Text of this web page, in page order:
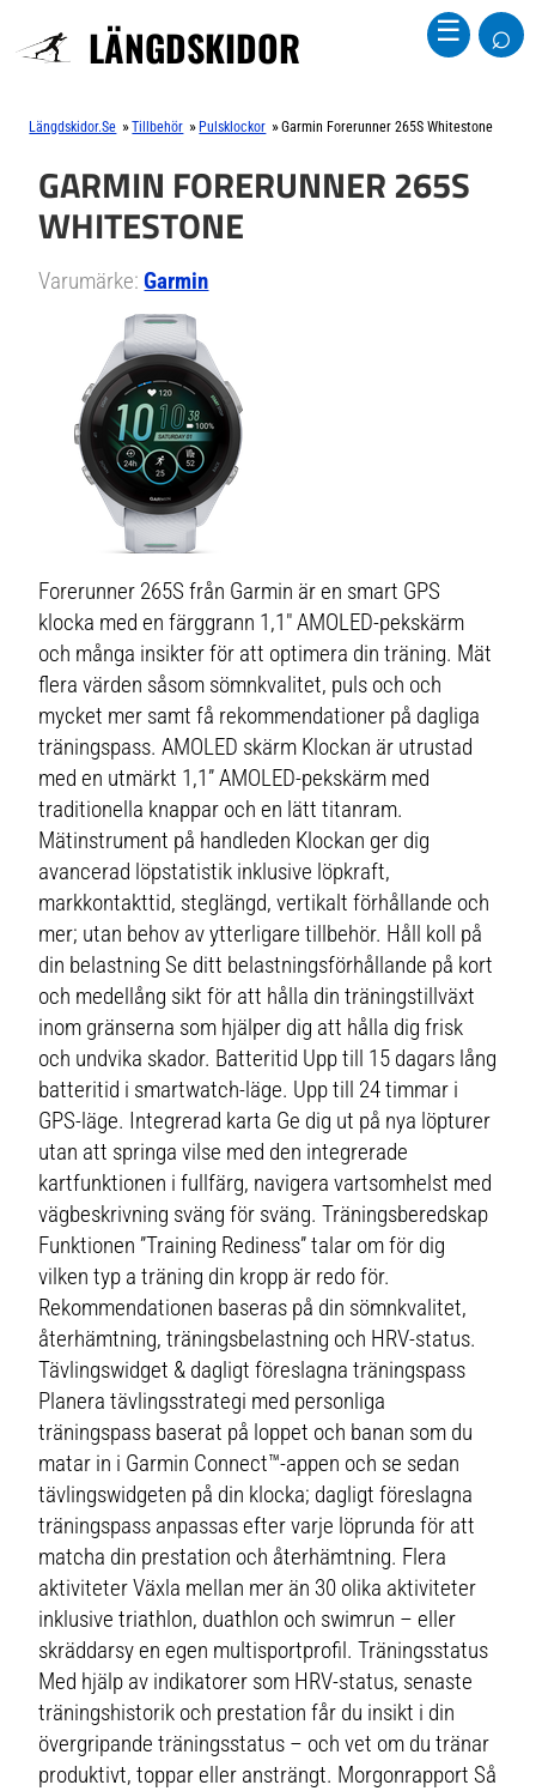
LÄNGDSKIDOR ☰ ⌕
Längdskidor.se »Tillbehör » Pulsklockor »Garmin Forerunner 265S Whitestone
GARMIN FORERUNNER 265S
WHITESTONE
Varumärke:Garmin
Forerunner 265S från Garmin är en smart GPS
klocka med en färggrann 1,1" AMOLED-pekskärm
och många insikter för att optimera din träning. Mät
flera värden såsom sömnkvalitet, puls och och
mycket mer samt få rekommendationer på dagliga
träningspass. AMOLED skärm Klockan är utrustad
med en utmärkt 1,1” AMOLED-pekskärm med
traditionella knappar och en lätt titanram.
Mätinstrument på handleden Klockan ger dig
avancerad löpstatistik inklusive löpkraft,
markkontakttid, steglängd, vertikalt förhållande och
mer; utan behov av ytterligare tillbehör. Håll koll på
din belastning Se ditt belastningsförhållande på kort
och medellång sikt för att hålla din träningstillväxt
inom gränserna som hjälper dig att hålla dig frisk
och undvika skador. Batteritid Upp till 15 dagars lång
batteritid i smartwatch-läge. Upp till 24 timmar i
GPS-läge. Integrerad karta Ge dig ut på nya löpturer
utan att springa vilse med den integrerade
kartfunktionen i fullfärg, navigera vartsomhelst med
vägbeskrivning sväng för sväng. Träningsberedskap
Funktionen ”Training Rediness” talar om för dig
vilken typ a träning din kropp är redo för.
Rekommendationen baseras på din sömnkvalitet,
återhämtning, träningsbelastning och HRV-status.
Tävlingswidget & dagligt föreslagna träningspass
Planera tävlingsstrategi med personliga
träningspass baserat på loppet och banan som du
matar in i Garmin Connect™-appen och se sedan
tävlingswidgeten på din klocka; dagligt föreslagna
träningspass anpassas efter varje löprunda för att
matcha din prestation och återhämtning. Flera
aktiviteter Växla mellan mer än 30 olika aktiviteter
inklusive triathlon, duathlon och swimrun – eller
skräddarsy en egen multisportprofil. Träningsstatus
Med hjälp av indikatorer som HRV-status, senaste
träningshistorik och prestation får du insikt i din
övergripande träningsstatus – och vet om du tränar
produktivt, toppar eller ansträngt. Morgonrapport Så